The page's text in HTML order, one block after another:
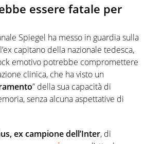
essere fatale per
Spiegel ha messo in guardia sulla
capitano della nazionale tedesca,
emotivo potrebbe compromettere
clinica, che ha visto un
” della sua capacità di
senza alcuna aspettative di
ex campione dell’Inter, di